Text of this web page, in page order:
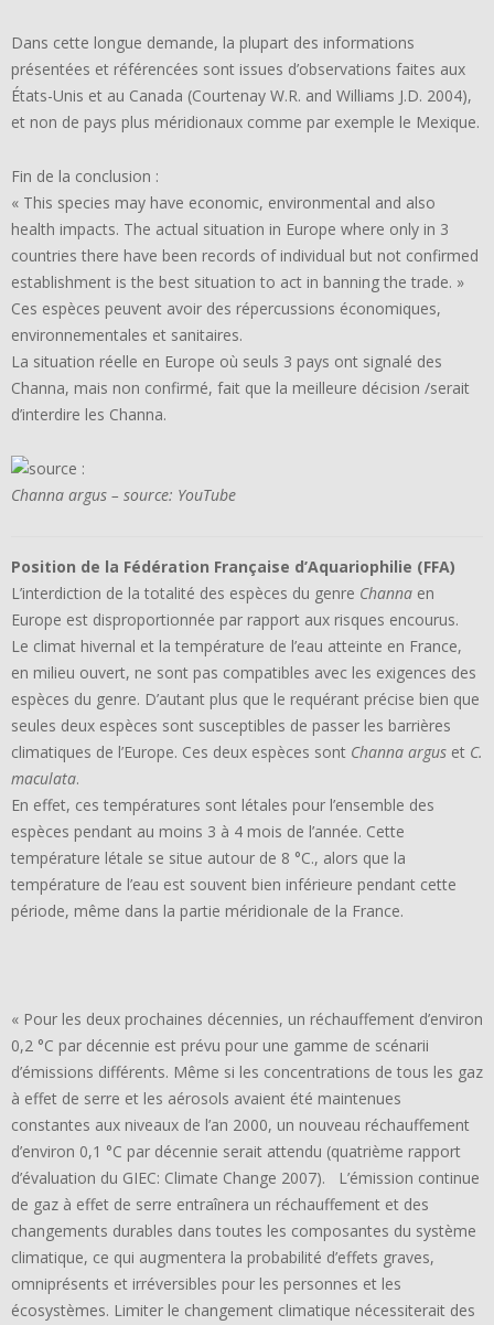
Dans cette longue demande, la plupart des informations
présentées et référencées sont issues d’observations faites aux
États-Unis et au Canada (Courtenay W.R. and Williams J.D. 2004),
et non de pays plus méridionaux comme par exemple le Mexique.
Fin de la conclusion :
« This species may have economic, environmental and also
health impacts. The actual situation in Europe where only in 3
countries there have been records of individual but not confirmed
establishment is the best situation to act in banning the trade. »
Ces espèces peuvent avoir des répercussions économiques,
environnementales et sanitaires.
La situation réelle en Europe où seuls 3 pays ont signalé des
Channa, mais non confirmé, fait que la meilleure décision /serait
d’interdire les Channa.
Channa argus – source: YouTube
Position de la Fédération Française d’Aquariophilie (FFA)
L’interdiction de la totalité des espèces du genre Channa en
Europe est disproportionnée par rapport aux risques encourus.
Le climat hivernal et la température de l’eau atteinte en France,
en milieu ouvert, ne sont pas compatibles avec les exigences des
espèces du genre. D’autant plus que le requérant précise bien que
seules deux espèces sont susceptibles de passer les barrières
climatiques de l’Europe. Ces deux espèces sont Channa argus et C.
maculata.
En effet, ces températures sont létales pour l’ensemble des
espèces pendant au moins 3 à 4 mois de l’année. Cette
température létale se situe autour de 8 °C., alors que la
température de l’eau est souvent bien inférieure pendant cette
période, même dans la partie méridionale de la France.
« Pour les deux prochaines décennies, un réchauffement d’environ
0,2 °C par décennie est prévu pour une gamme de scénarii
d’émissions différents. Même si les concentrations de tous les gaz
à effet de serre et les aérosols avaient été maintenues
constantes aux niveaux de l’an 2000, un nouveau réchauffement
d’environ 0,1 °C par décennie serait attendu (quatrième rapport
d’évaluation du GIEC: Climate Change 2007). L’émission continue
de gaz à effet de serre entraînera un réchauffement et des
changements durables dans toutes les composantes du système
climatique, ce qui augmentera la probabilité d’effets graves,
omniprésents et irréversibles pour les personnes et les
écosystèmes. Limiter le changement climatique nécessiterait des